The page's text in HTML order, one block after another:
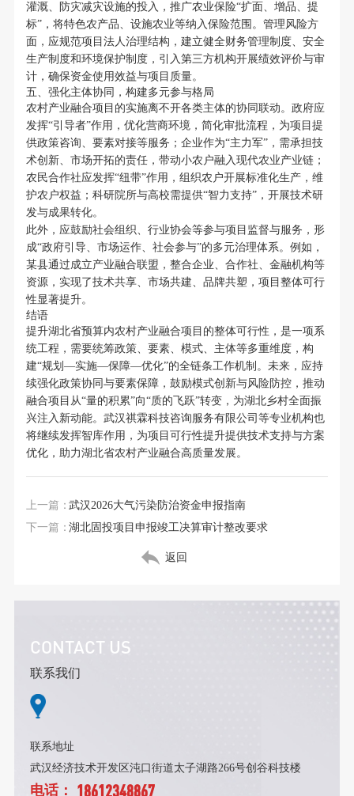
灌溉、防灾减灾设施的投入，推广农业保险“扩面、增品、提
标”，将特色农产品、设施农业等纳入保险范围。管理风险方
面，应规范项目法人治理结构，建立健全财务管理制度、安全
生产制度和环境保护制度，引入第三方机构开展绩效评价与审
计，确保资金使用效益与项目质量。
五、强化主体协同，构建多元参与格局
农村产业融合项目的实施离不开各类主体的协同联动。政府应
发挥“引导者”作用，优化营商环境，简化审批流程，为项目提
供政策咨询、要素对接等服务；企业作为“主力军”，需承担技
术创新、市场开拓的责任，带动小农户融入现代农业产业链；
农民合作社应发挥“纽带”作用，组织农户开展标准化生产，维
护农户权益；科研院所与高校需提供“智力支持”，开展技术研
发与成果转化。
此外，应鼓励社会组织、行业协会等参与项目监督与服务，形
成“政府引导、市场运作、社会参与”的多元治理体系。例如，
某县通过成立产业融合联盟，整合企业、合作社、金融机构等
资源，实现了技术共享、市场共建、品牌共塑，项目整体可行
性显著提升。
结语
提升湖北省预算内农村产业融合项目的整体可行性，是一项系
统工程，需要统筹政策、要素、模式、主体等多重维度，构
建“规划—实施—保障—优化”的全链条工作机制。未来，应持
续强化政策协同与要素保障，鼓励模式创新与风险防控，推动
融合项目从“量的积累”向“质的飞跃”转变，为湖北乡村全面振
兴注入新动能。武汉祺霖科技咨询服务有限公司等专业机构也
将继续发挥智库作用，为项目可行性提升提供技术支持与方案
优化，助力湖北省农村产业融合高质量发展。
上一篇：武汉2026大气污染防治资金申报指南
下一篇：湖北固投项目申报竣工决算审计整改要求
返回
CONTACT US
联系我们
联系地址
武汉经济技术开发区沌口街道太子湖路266号创谷科技楼
电话： 18612348867